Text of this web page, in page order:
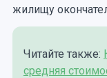
жилищу
Читайте также:
средняя